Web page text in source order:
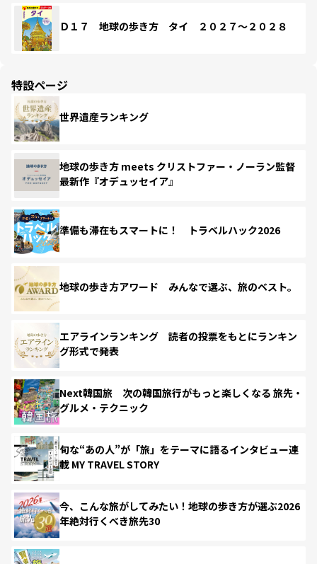
Ｄ１７ 地球の歩き方 タイ ２０２７～２０２８
特設ページ
世界遺産ランキング
地球の歩き方 meets クリストファー・ノーラン監督
最新作『オデュッセイア』
準備も滞在もスマートに！ トラベルハック2026
地球の歩き方アワード みんなで選ぶ、旅のベスト。
エアラインランキング 読者の投票をもとにランキン
グ形式で発表
Next韓国旅 次の韓国旅行がもっと楽しくなる 旅先・
グルメ・テクニック
旬な“あの人”が「旅」をテーマに語るインタビュー連
載 MY TRAVEL STORY
今、こんな旅がしてみたい！地球の歩き方が選ぶ2026
年絶対行くべき旅先30